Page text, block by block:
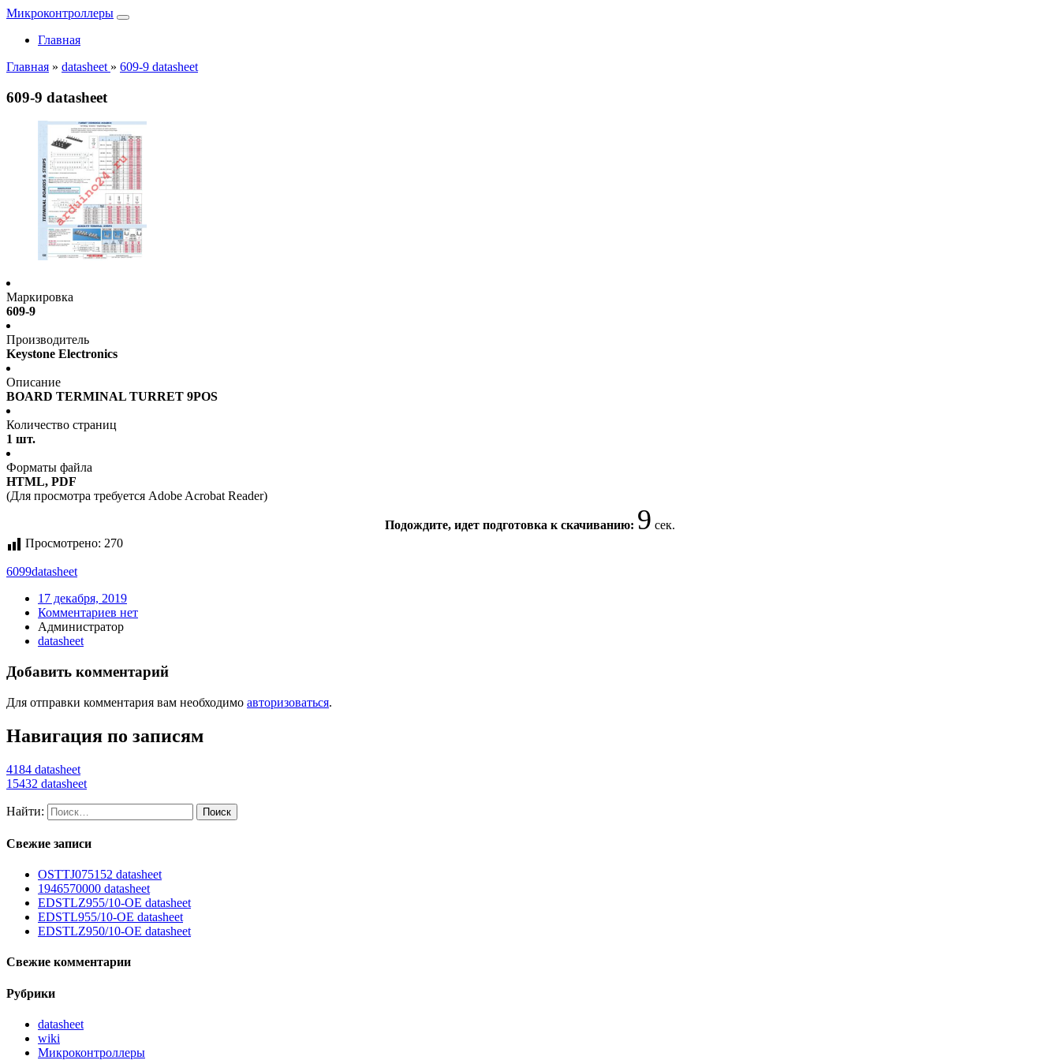
Микроконтроллеры
Главная
Главная » datasheet » 609-9 datasheet
609-9 datasheet
Маркировка
609-9
Производитель
Keystone Electronics
Описание
BOARD TERMINAL TURRET 9POS
Количество страниц
1 шт.
Форматы файла
HTML, PDF
(Для просмотра требуется Adobe Acrobat Reader)
Подождите, идет подготовка к скачиванию: 9 сек.
Просмотрено: 270
6099datasheet
17 декабря, 2019
Комментариев нет
Администратор
datasheet
Добавить комментарий
Для отправки комментария вам необходимо авторизоваться.
Навигация по записям
4184 datasheet
15432 datasheet
Найти:
Свежие записи
OSTTJ075152 datasheet
1946570000 datasheet
EDSTLZ955/10-OE datasheet
EDSTL955/10-OE datasheet
EDSTLZ950/10-OE datasheet
Свежие комментарии
Рубрики
datasheet
wiki
Микроконтроллеры